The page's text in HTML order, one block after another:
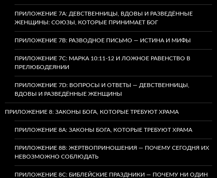
ПРИЛОЖЕНИЕ 7А: ДЕВСТВЕННИЦЫ, ВДОВЫ И РАЗВЕДЁННЫЕ
ЖЕНЩИНЫ: СОЮЗЫ, КОТОРЫЕ ПРИНИМАЕТ БОГ
ПРИЛОЖЕНИЕ 7B: РАЗВОДНОЕ ПИСЬМО — ИСТИНА И МИФЫ
ПРИЛОЖЕНИЕ 7C: МАРКА 10:11-12 И ЛОЖНОЕ РАВЕНСТВО В
ПРЕЛЮБОДЕЯНИИ
ПРИЛОЖЕНИЕ 7D: ВОПРОСЫ И ОТВЕТЫ — ДЕВСТВЕННИЦЫ,
ВДОВЫ И РАЗВЕДЁННЫЕ ЖЕНЩИНЫ
ПРИЛОЖЕНИЕ 8: ЗАКОНЫ БОГА, КОТОРЫЕ ТРЕБУЮТ ХРАМА
ПРИЛОЖЕНИЕ 8A: ЗАКОНЫ БОГА, КОТОРЫЕ ТРЕБУЮТ ХРАМА
ПРИЛОЖЕНИЕ 8B: ЖЕРТВОПРИНОШЕНИЯ — ПОЧЕМУ СЕГОДНЯ ИХ
НЕВОЗМОЖНО СОБЛЮДАТЬ
ПРИЛОЖЕНИЕ 8C: БИБЛЕЙСКИЕ ПРАЗДНИКИ — ПОЧЕМУ НИ ОДИН